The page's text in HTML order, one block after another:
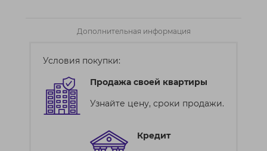
Дополнительная информация
Условия покупки:
Продажа своей квартиры
Узнайте цену, сроки продажи.
Кредит